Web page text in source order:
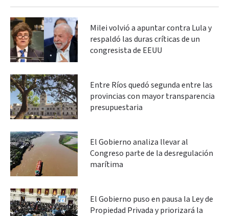
Milei volvió a apuntar contra Lula y
respaldó las duras críticas de un
congresista de EEUU
Entre Ríos quedó segunda entre las
provincias con mayor transparencia
presupuestaria
El Gobierno analiza llevar al
Congreso parte de la desregulación
marítima
El Gobierno puso en pausa la Ley de
Propiedad Privada y priorizará la